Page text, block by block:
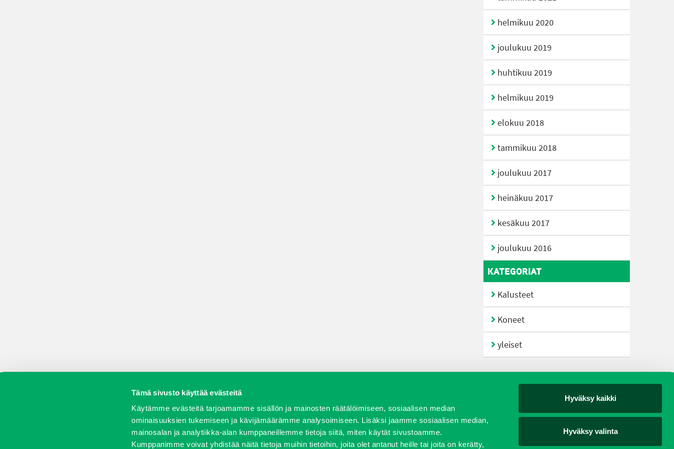
Tämä sivusto käyttää evästeitä
Käytämme evästeitä tarjoamamme sisällön ja mainosten räätälöimiseen, sosiaalisen median
ominaisuuksien tukemiseen ja kävijämäärämme analysoimiseen. Lisäksi jaamme sosiaalisen median,
mainosalan ja analytiikka-alan kumppaneillemme tietoja siitä, miten käytät sivustoamme.
Kumppanimme voivat yhdistää näitä tietoja muihin tietoihin, joita olet antanut heille tai joita on kerätty,
Hyväksy kaikki
Hyväksy valinta
helmikuu 2020
joulukuu 2019
huhtikuu 2019
helmikuu 2019
elokuu 2018
tammikuu 2018
joulukuu 2017
heinäkuu 2017
kesäkuu 2017
joulukuu 2016
KATEGORIAT
Kalusteet
Koneet
yleiset
Vaihtokoneet Kalusteet Huolto ja varaosat Verkkokauppa JT Vuokrakone Jälleenmyyjät